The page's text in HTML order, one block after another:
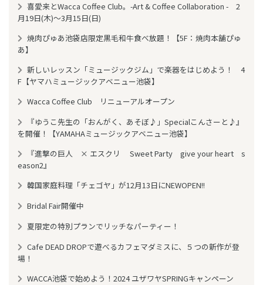
喜愛来とWacca Coffee Club。-Art & Coffee Collaboration - 2
月19日(木)～3月15日(日)
焼肉ぴゅあ池袋店限定黒毛和牛食べ放題！【5F：焼肉本舗ぴゅ
あ】
新しいレッスン「ミュージックジム」で楽器をはじめよう！ 4
F【ヤマハミュージックアベニュー池袋】
Wacca Coffee Club リニューアルオープン
『ゆうこ先生の「おんがく、あそぼ♪」Specialこんさーと♪』
を開催！【YAMAHAミュージックアベニュー池袋】
『進撃の巨人 × エスクリ Sweet Party give your heart s
eason2』
韓国家庭料理「チェゴヤ」が12月13日にNEWOPEN!!
Bridal Fair開催中
夏限定の特別プランでリッチなパーティー！
Cafe DEAD DROPで遊べるカフェマダミスに、５つの新作が登
場！
WACCA池袋で始めよう！2024 ユザワヤSPRINGキャンペーン